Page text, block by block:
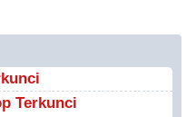
Terkunci